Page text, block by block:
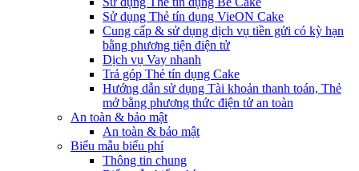
Sử dụng Thẻ tín dụng VieON Cake
Cung cấp & sử dụng dịch vụ tiền gửi có kỳ hạn
bằng phương tiện điện tử
Dịch vụ Vay nhanh
Trả góp Thẻ tín dụng Cake
Hướng dẫn sử dụng Tài khoản thanh toán, Thẻ
mở bằng phương thức điện tử an toàn
An toàn & bảo mật
An toàn & bảo mật
Biểu mẫu biểu phí
Thông tin chung